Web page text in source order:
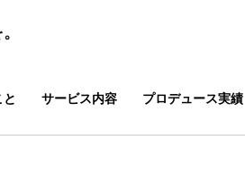
サービス内容 プロデュース実績